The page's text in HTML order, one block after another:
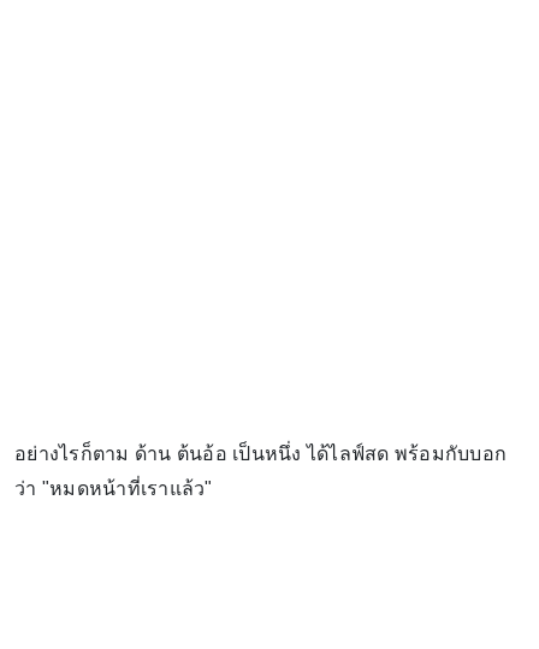
อย่างไรก็ตาม ด้าน ต้นอ้อ เป็นหนึ่ง ได้ไลฟ์สด พร้อมกับบอก
ว่า "หมดหน้าที่เราแล้ว"